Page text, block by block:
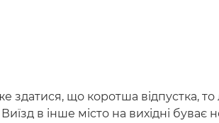
здатися, що коротша відпустка,
Виїзд в інше місто на вихідні